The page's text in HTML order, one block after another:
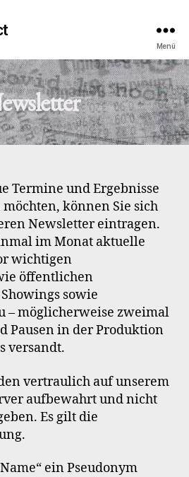
Menü
Termine und Ergebnisse
können Sie sich
Newsletter eintragen.
im Monat aktuelle
wichtigen
öffentlichen
sowie
– möglicherweise zweimal
Pausen in der Produktion
versandt.
vertraulich auf unserem
aufbewahrt und nicht
Es gilt die
ein Pseudonym